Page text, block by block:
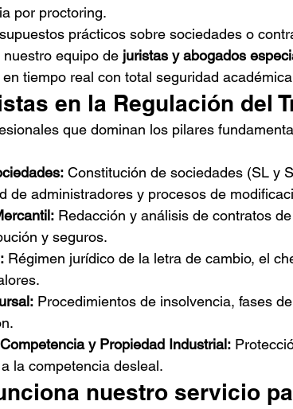
por proctoring.
prácticos sobre sociedades o
equipo de juristas y abogados
tiempo real con total seguridad
en la Regulación del
que dominan los pilares
Constitución de sociedades (SL y
de administradores y procesos de
Redacción y análisis de contratos
y seguros.
Régimen jurídico de la letra de cambio, el
Procedimientos de insolvencia, fases
y Propiedad Industrial:
la competencia desleal.
nuestro servicio